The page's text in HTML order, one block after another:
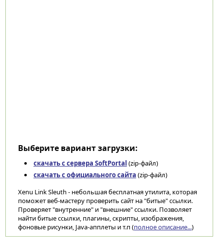
Выберите вариант загрузки:
скачать с сервера SoftPortal (zip-файл)
скачать с официального сайта (zip-файл)
Xenu Link Sleuth - небольшая бесплатная утилита, которая
поможет веб-мастеру проверить сайт на "битые" ссылки.
Проверяет "внутренние" и "внешние" ссылки. Позволяет
найти битые ссылки, плагины, скрипты, изображения,
фоновые рисунки, Java-апплеты и т.п (полное описание...)